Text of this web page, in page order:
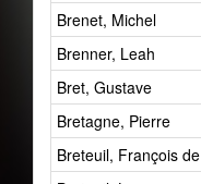
Brenet, Michel
Brenner, Leah
Bret, Gustave
Bretagne, Pierre
Breteuil, François de